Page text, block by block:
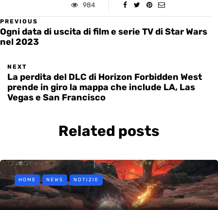
984
PREVIOUS
Ogni data di uscita di film e serie TV di Star Wars
nel 2023
NEXT
La perdita del DLC di Horizon Forbidden West
prende in giro la mappa che include LA, Las
Vegas e San Francisco
Related posts
HOME NEWS NOTIZIE